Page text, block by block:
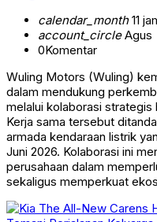
calendar_month11
account_circleAgus
0Komentar
Wuling Motors (Wuling)
dalam mendukung
melalui kolaborasi strategis
Kerja sama tersebut
armada kendaraan listrik
Juni 2026. Kolaborasi ini
perusahaan dalam
sekaligus memperkuat